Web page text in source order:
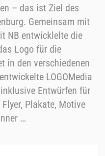
– das ist Ziel des
Gemeinsam mit
NB entwicklelte die
Logo für die
in den verschiedenen
LOGOMedia
Entwürfen für
Plakate, Motive
…